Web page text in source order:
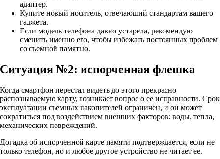
адаптер.
Купите новый носитель, отвечающий стандартам вашего
гаджета.
Если модель телефона давно устарела, рекомендую
сменить именно его, чтобы избежать постоянных проблем
со съемной памятью.
Ситуация №2: испорченная флешка
Когда смартфон перестал видеть до этого прекрасно
распознаваемую карту, возникает вопрос о ее исправности. Срок
эксплуатации съемных накопителей ограничен, и он может
сократиться под воздействием внешних факторов: воды, тепла,
механических повреждений.
Догадка об испорченной карте памяти подтверждается, если не
только телефон, но и любое другое устройство не читает ее.